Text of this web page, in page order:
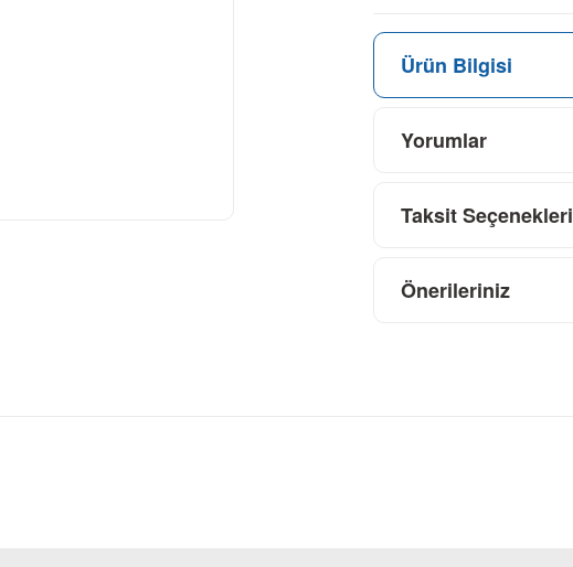
Ürün Bilgisi
Yorumlar
Taksit Seçenekleri
Önerileriniz